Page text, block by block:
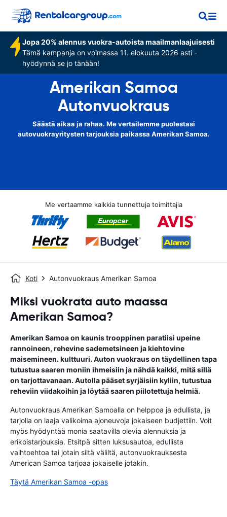
Jopa 20% alennus vuokra-autoista maailmanlaajuisesti
Tämä kampanja on voimassa 11. elokuuta 2026 asti -
hyödynnä se jo tänään!
Amerikan Samoa
Autonvuokraus
Säästä aikaa ja rahaa. Me vertailemme puolestasi
autovuokrayritysten tarjouksia paikassa Amerikan Samoa.
Me vertaamme kaikkia tunnettuja toimittajia
Koti Autonvuokraus Amerikan Samoa
Miksi vuokrata auto maassa
Amerikan Samoa?
Amerikan Samoa on kaunis trooppinen paratiisi upeine
rannoineen, rehevine sademetsineen ja kiehtovine
maisemineen. kulttuuri. Auton vuokraus on täydellinen tapa
tutustua saaren moniin ihmeisiin ja nähdä kaikki, mitä sillä
on tarjottavanaan. Autolla pääset syrjäisiin kyliin, tutustua
reheviin viidakoihin ja löytää saaren piilotettuja helmiä.
Autonvuokraus Amerikan Samoalla on helppoa ja edullista, ja
tarjolla on laaja valikoima ajoneuvoja jokaiseen budjettiin. Voit
myös hyödyntää monia saatavilla olevia alennuksia ja
erikoistarjouksia. Etsitpä sitten luksusautoa, edullista
vaihtoehtoa tai jotain siltä väliltä, ​​autonvuokrauksesta
American Samoa tarjoaa jokaiselle jotakin.
Täytä Amerikan Samoa -opas